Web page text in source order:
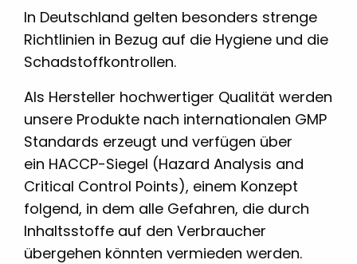
In Deutschland gelten besonders strenge
Richtlinien in Bezug auf die Hygiene und die
Schadstoffkontrollen.
Als Hersteller hochwertiger Qualität werden
unsere Produkte nach internationalen GMP
Standards erzeugt und verfügen über
ein HACCP-Siegel (Hazard Analysis and
Critical Control Points), einem Konzept
folgend, in dem alle Gefahren, die durch
Inhaltsstoffe auf den Verbraucher
übergehen könnten vermieden werden.